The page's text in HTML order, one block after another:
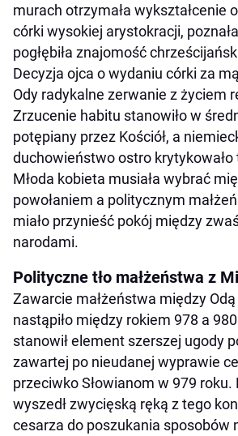
murach otrzymała wykształcenie
córki wysokiej arystokracji,
pogłębiła znajomość
Decyzja ojca o wydaniu córki za
Ody radykalne zerwanie z życiem
Zrzucenie habitu stanowiło w
potępiany przez Kościół, a
duchowieństwo ostro krytykowało
Młoda kobieta musiała wybrać
powołaniem a politycznym
miało przynieść pokój między
narodami.
Polityczne tło małżeństwa z
Zawarcie małżeństwa między
nastąpiło między rokiem 978 a
stanowił element szerszej ugody
zawartej po nieudanej wyprawie
przeciwko Słowianom w 979 roku.
wyszedł zwycięską ręką z tego
cesarza do poszukania sposobów